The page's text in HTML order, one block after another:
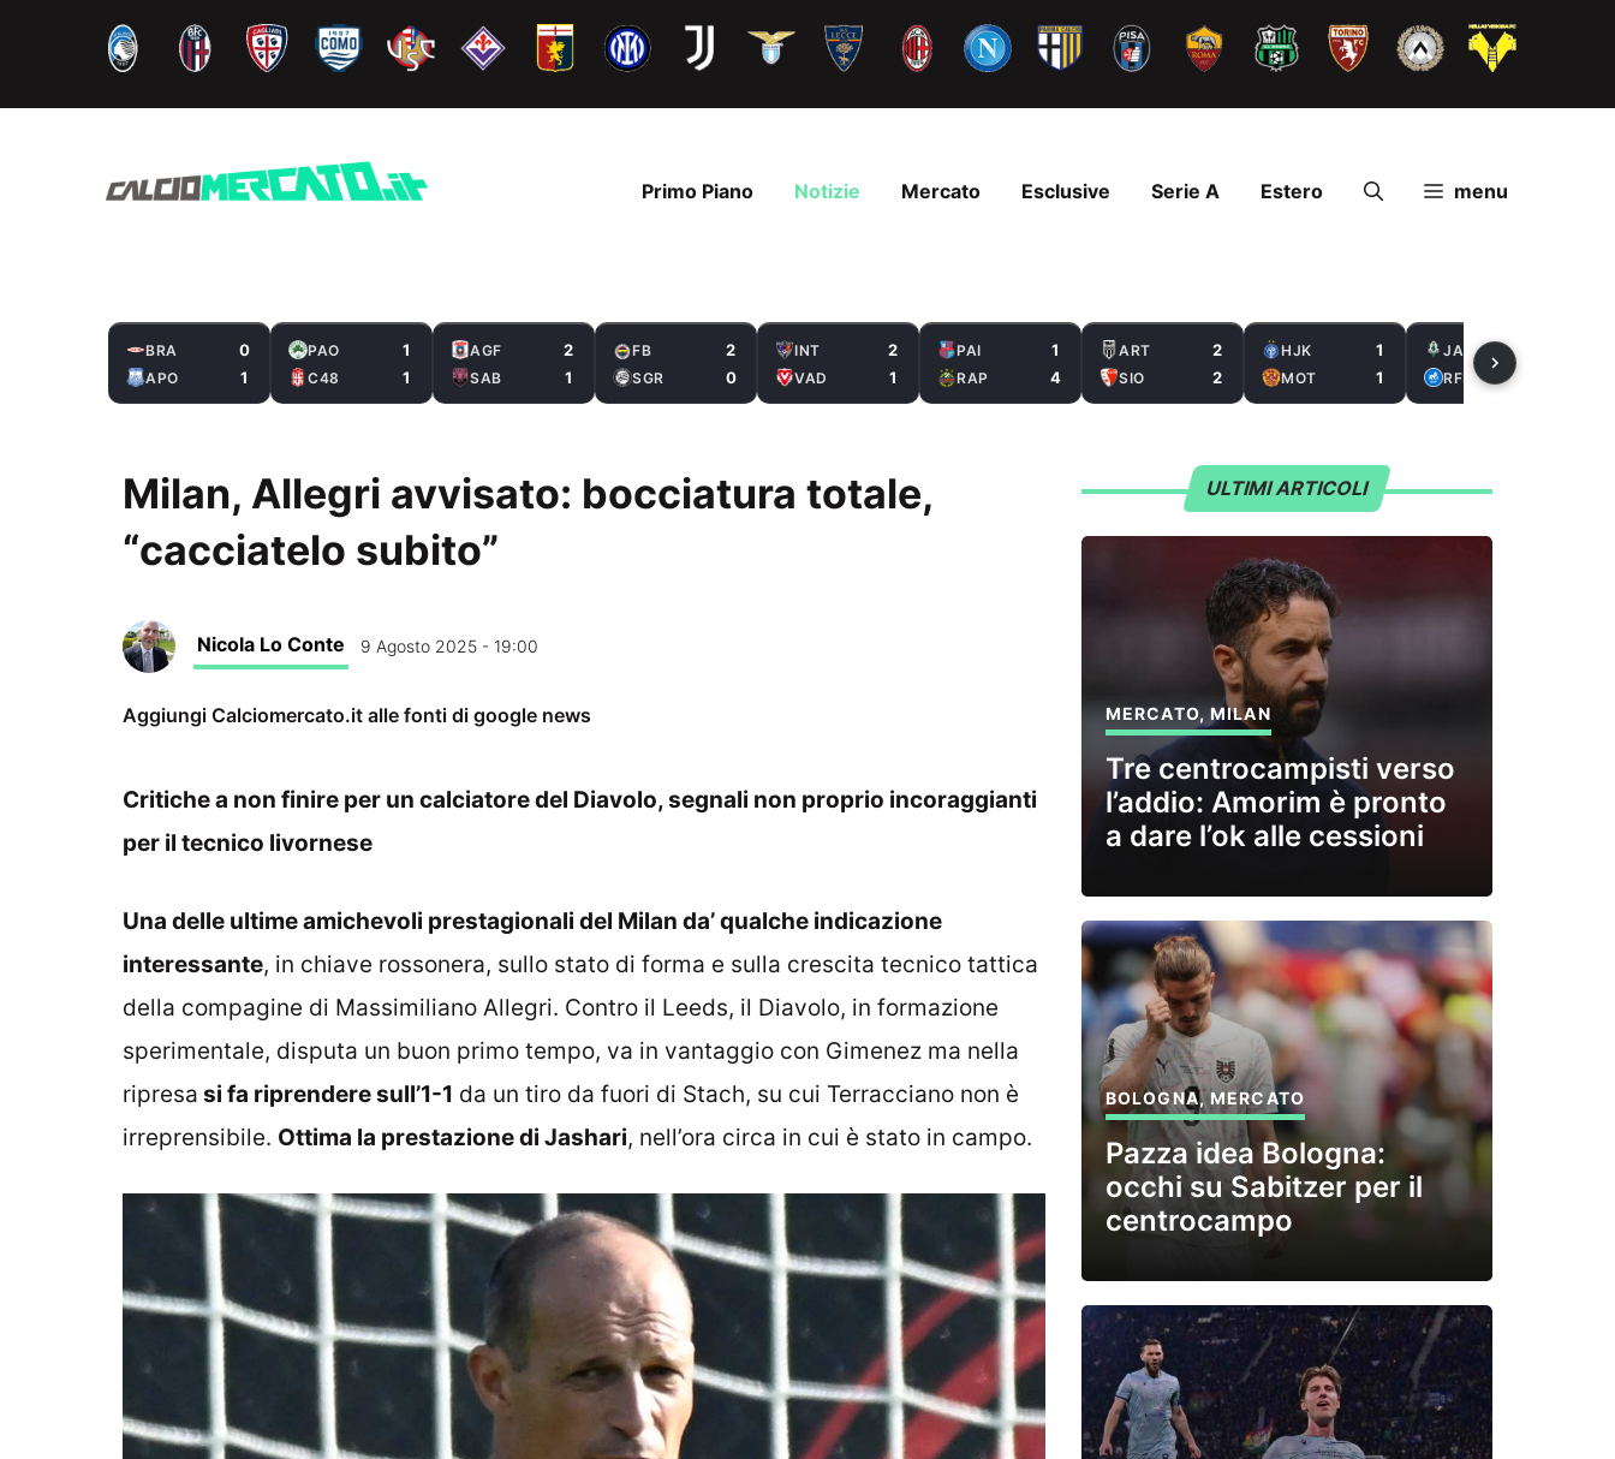
contenuto
Primo Piano Notizie Mercato Esclusive Serie A Estero menu
BRA 0
APO 1
PAO 1
C48 1
AGF 2
SAB 1
FB 2
SGR 0
INT 2
VAD 1
PAI 1
RAP 4
ART 2
SIO 2
HJK 1
MOT 1
JAB
RFS
Milan, Allegri avvisato: bocciatura totale,
“cacciatelo subito”
Nicola Lo Conte 9 Agosto 2025 - 19:00
Aggiungi Calciomercato.it alle fonti di google news
Critiche a non finire per un calciatore del Diavolo, segnali non proprio incoraggianti
per il tecnico livornese
Una delle ultime amichevoli prestagionali del Milan da’ qualche indicazione
interessante, in chiave rossonera, sullo stato di forma e sulla crescita tecnico tattica
della compagine di Massimiliano Allegri. Contro il Leeds, il Diavolo, in formazione
sperimentale, disputa un buon primo tempo, va in vantaggio con Gimenez ma nella
ripresa si fa riprendere sull’1-1 da un tiro da fuori di Stach, su cui Terracciano non è
irreprensibile. Ottima la prestazione di Jashari, nell’ora circa in cui è stato in campo.
ULTIMI ARTICOLI
MERCATO,MILAN
Tre centrocampisti verso
l’addio: Amorim è pronto
a dare l’ok alle cessioni
BOLOGNA,MERCATO
Pazza idea Bologna:
occhi su Sabitzer per il
centrocampo